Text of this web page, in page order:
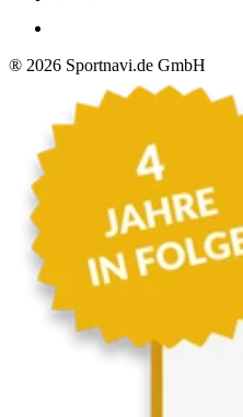
® 2026 Sportnavi.de GmbH